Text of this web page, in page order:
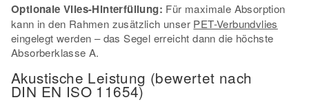
Optionale Vlies-Hinterfüllung: Für maximale Absorption
kann in den Rahmen zusätzlich unser PET-Verbundvlies
eingelegt werden – das Segel erreicht dann die höchste
Absorberklasse A.
Akustische Leistung (bewertet nach
DIN EN ISO 11654)